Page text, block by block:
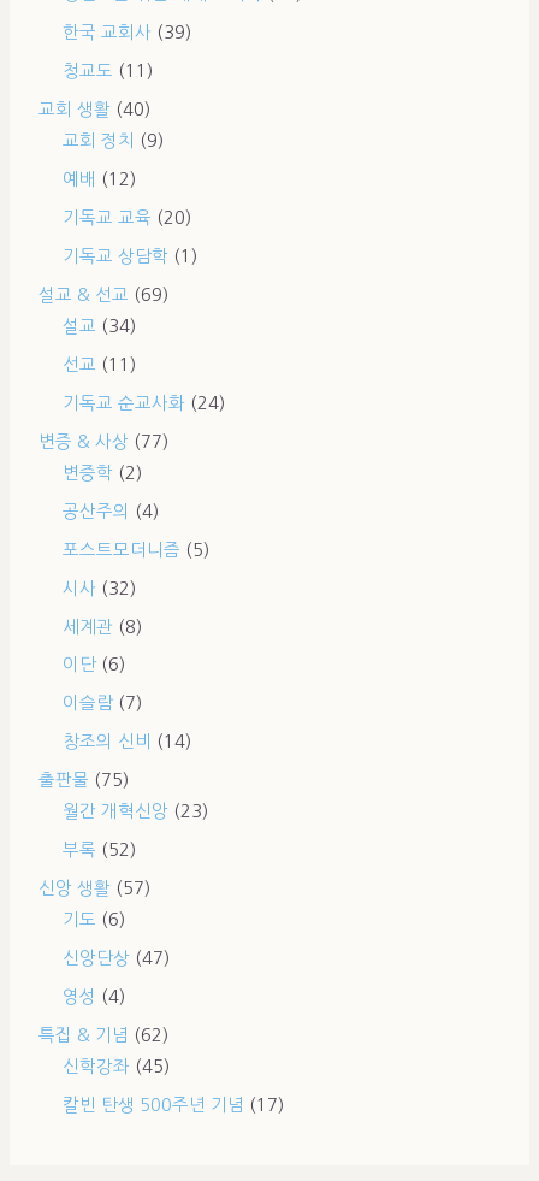
한국 교회사 (39)
청교도 (11)
교회 생활 (40)
교회 정치
(9)
예배 (12)
기독교 교육 (20)
기독교 상담학 (1)
설교 & 선교 (69)
설교 (34)
선교 (11)
기독교 순교사화 (24)
변증 & 사상 (77)
변증학 (2)
공산주의 (4)
포스트모더니즘 (5)
시사 (32)
세계관 (8)
이단 (6)
이슬람 (7)
창조의 신비 (14)
출판물 (75)
월간 개혁신앙 (23)
부록 (52)
신앙 생활 (57)
기도 (6)
신앙단상 (47)
영성 (4)
특집 & 기념 (62)
신학강좌 (45)
칼빈 탄생 500주년 기념 (17)